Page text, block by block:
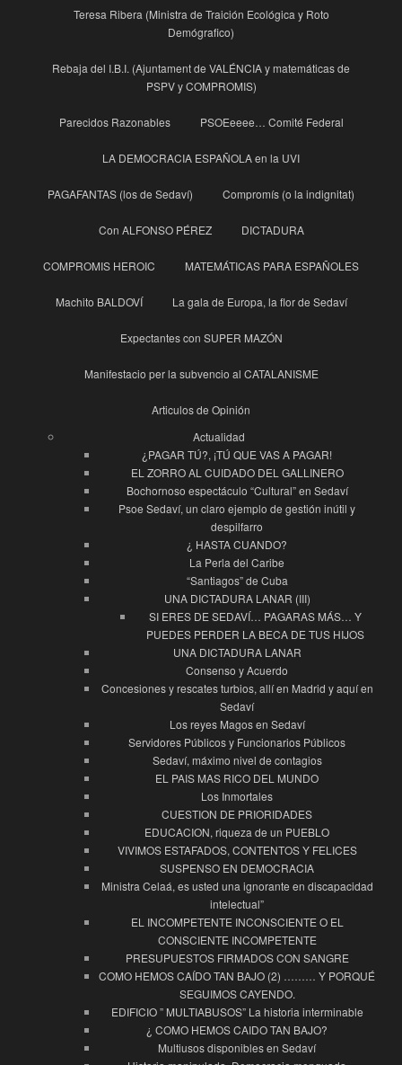
Teresa Ribera (Ministra de Traición Ecológica y Roto
Demógrafico)
Rebaja del I.B.I. (Ajuntament de VALÉNCIA y matemáticas de
PSPV y COMPROMIS)
Parecidos Razonables PSOEeeee… Comité Federal
LA DEMOCRACIA ESPAÑOLA en la UVI
PAGAFANTAS (los de Sedaví) Compromís (o la indignitat)
Con ALFONSO PÉREZ DICTADURA
COMPROMIS HEROIC MATEMÁTICAS PARA ESPAÑOLES
Machito BALDOVÍ La gala de Europa, la flor de Sedaví
Expectantes con SUPER MAZÓN
Manifestacio per la subvencio al CATALANISME
Articulos de Opinión
Actualidad
¿PAGAR TÚ?, ¡TÚ QUE VAS A PAGAR!
EL ZORRO AL CUIDADO DEL GALLINERO
Bochornoso espectáculo “Cultural” en Sedaví
Psoe Sedaví, un claro ejemplo de gestión inútil y
despilfarro
¿ HASTA CUANDO?
La Perla del Caribe
“Santiagos” de Cuba
UNA DICTADURA LANAR (III)
SI ERES DE SEDAVÍ… PAGARAS MÁS… Y
PUEDES PERDER LA BECA DE TUS HIJOS
UNA DICTADURA LANAR
Consenso y Acuerdo
Concesiones y rescates turbios, allí en Madrid y aquí en
Sedaví
Los reyes Magos en Sedaví
Servidores Públicos y Funcionarios Públicos
Sedaví, máximo nivel de contagios
EL PAIS MAS RICO DEL MUNDO
Los Inmortales
CUESTION DE PRIORIDADES
EDUCACION, riqueza de un PUEBLO
VIVIMOS ESTAFADOS, CONTENTOS Y FELICES
SUSPENSO EN DEMOCRACIA
Ministra Celaá, es usted una ignorante en discapacidad
intelectual”
EL INCOMPETENTE INCONSCIENTE O EL
CONSCIENTE INCOMPETENTE
PRESUPUESTOS FIRMADOS CON SANGRE
COMO HEMOS CAÍDO TAN BAJO (2) ……… Y PORQUÉ
SEGUIMOS CAYENDO.
EDIFICIO ” MULTIABUSOS” La historia interminable
¿ COMO HEMOS CAIDO TAN BAJO?
Multiusos disponibles en Sedaví